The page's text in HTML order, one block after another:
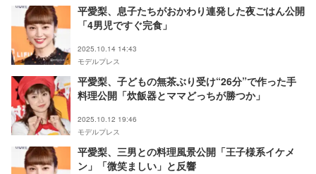
平愛梨、息子たちがおかわり連発した夜ごはん公開
「4男児ですぐ完食」
2025.10.14 14:43
モデルプレス
平愛梨、子どもの無茶ぶり受け“26分”で作った手
料理公開「炊飯器とママどっちが勝つか」
2025.10.12 19:46
モデルプレス
平愛梨、三男との料理風景公開「王子様系イケメ
ン」「微笑ましい」と反響